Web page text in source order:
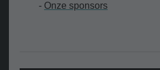
- Onze sponsors